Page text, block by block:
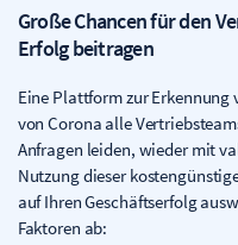
Große Chancen für den
Erfolg beitragen
Eine Plattform zur Erkennung
von Corona alle
Anfragen leiden, wieder mit
Nutzung dieser
auf Ihren Geschäftserfolg
Faktoren ab: